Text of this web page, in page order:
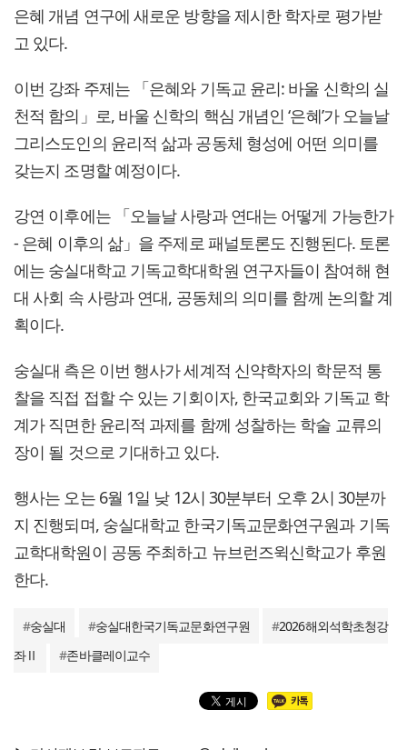
은혜 개념 연구에 새로운 방향을 제시한 학자로 평가받
고 있다.
이번 강좌 주제는 「은혜와 기독교 윤리: 바울 신학의 실
천적 함의」로, 바울 신학의 핵심 개념인 ‘은혜’가 오늘날
그리스도인의 윤리적 삶과 공동체 형성에 어떤 의미를
갖는지 조명할 예정이다.
강연 이후에는 「오늘날 사랑과 연대는 어떻게 가능한가
- 은혜 이후의 삶」을 주제로 패널토론도 진행된다. 토론
에는 숭실대학교 기독교학대학원 연구자들이 참여해 현
대 사회 속 사랑과 연대, 공동체의 의미를 함께 논의할 계
획이다.
숭실대 측은 이번 행사가 세계적 신약학자의 학문적 통
찰을 직접 접할 수 있는 기회이자, 한국교회와 기독교 학
계가 직면한 윤리적 과제를 함께 성찰하는 학술 교류의
장이 될 것으로 기대하고 있다.
행사는 오는 6월 1일 낮 12시 30분부터 오후 2시 30분까
지 진행되며, 숭실대학교 한국기독교문화연구원과 기독
교학대학원이 공동 주최하고 뉴브런즈윅신학교가 후원
한다.
#숭실대 #숭실대한국기독교문화연구원 #2026해외석학초청강
좌Ⅱ
#존바클레이교수